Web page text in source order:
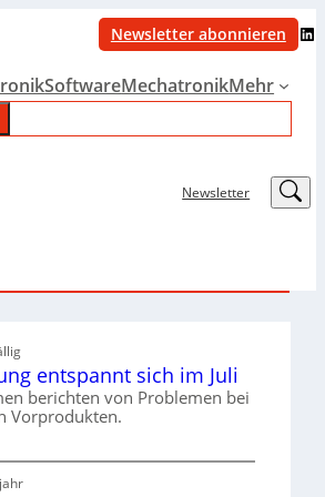
Newsletter abonnieren LinkedIn
SoftwareMechatronikMehr
Newsletter LinkedIn
entspannt sich im Juli
berichten von Problemen bei
Vorprodukten.